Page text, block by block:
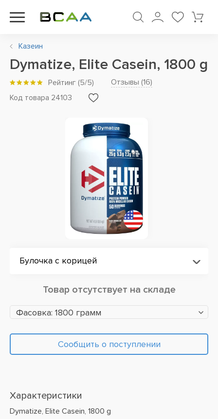
Казеин
Dymatize, Elite Casein, 1800 g
Рейтинг (5/5) Отзывы (16)
Код товара 24103
Булочка с корицей
Товар отсутствует на складе
Фасовка: 1800 грамм
Сообщить о поступлении
Характеристики
Dymatize, Elite Casein, 1800 g